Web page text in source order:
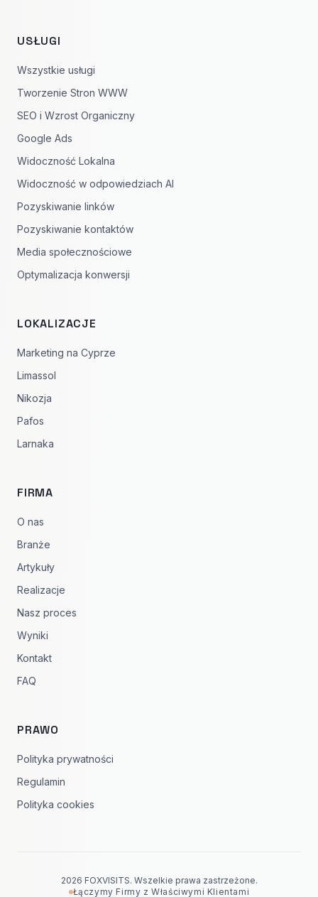
USŁUGI
Wszystkie usługi
Tworzenie Stron WWW
SEO i Wzrost Organiczny
Google Ads
Widoczność Lokalna
Widoczność w odpowiedziach AI
Pozyskiwanie linków
Pozyskiwanie kontaktów
Media społecznościowe
Optymalizacja konwersji
LOKALIZACJE
Marketing na Cyprze
Limassol
Nikozja
Pafos
Larnaka
FIRMA
O nas
Branże
Artykuły
Realizacje
Nasz proces
Wyniki
Kontakt
FAQ
PRAWO
Polityka prywatności
Regulamin
Polityka cookies
2026 FOXVISITS. Wszelkie prawa zastrzeżone.
Łączymy Firmy z Właściwymi Klientami